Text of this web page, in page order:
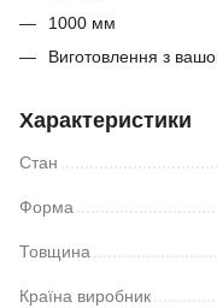
1000 мм
Виготовлення з
Характеристики
Стан
Форма
Товщина
Країна виробник